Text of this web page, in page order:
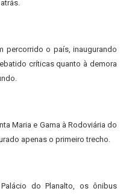
percorrido o país, inaugurando
críticas quanto à demora
Maria e Gama à Rodoviária do
apenas o primeiro trecho.
do Planalto, os ônibus